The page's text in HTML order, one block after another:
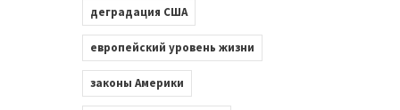
деградация США
европейский уровень жизни
законы Америки